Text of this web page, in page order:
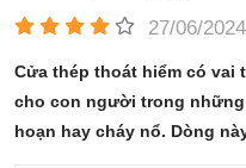
27/06/2024
Cửa thép thoát hiểm có vai
cho con người trong
hoạn hay cháy nổ. Dòng